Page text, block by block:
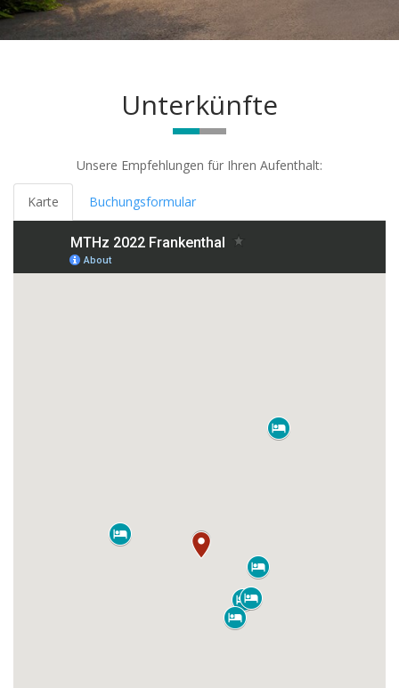
Unterkünfte
Unsere Empfehlungen für Ihren Aufenthalt:
Karte Buchungsformular